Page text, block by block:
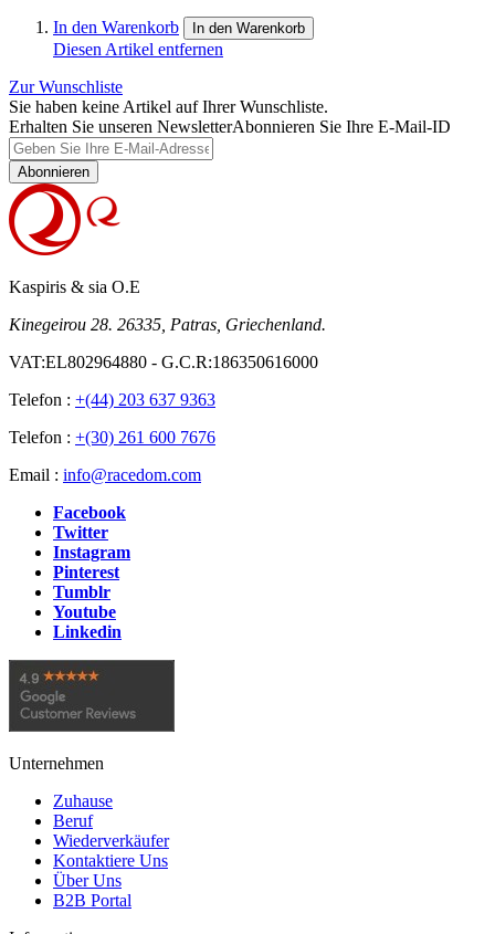
In den Warenkorb In den Warenkorb
Diesen Artikel entfernen
Zur Wunschliste
Sie haben keine Artikel auf Ihrer Wunschliste.
Erhalten Sie unseren NewsletterAbonnieren Sie Ihre E-Mail-ID
Abonnieren
Kaspiris & sia O.E
Kinegeirou 28. 26335, Patras, Griechenland.
VAT:EL802964880 - G.C.R:186350616000
Telefon : +(44) 203 637 9363
Telefon : +(30) 261 600 7676
Email : info@racedom.com
Facebook
Twitter
Instagram
Pinterest
Tumblr
Youtube
Linkedin
Unternehmen
Zuhause
Beruf
Wiederverkäufer
Kontaktiere Uns
Über Uns
B2B Portal